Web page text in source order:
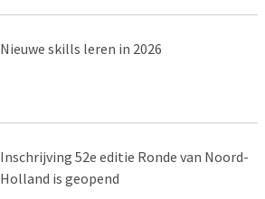
Nieuwe skills leren in 2026
Inschrijving 52e editie Ronde van Noord-
Holland is geopend